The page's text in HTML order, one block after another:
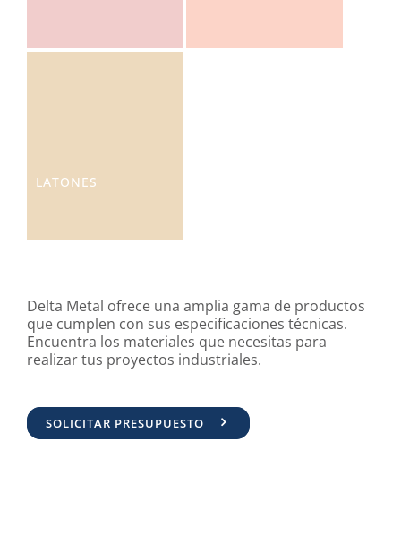
LATONES
Delta Metal ofrece una amplia gama de productos
que cumplen con sus especificaciones técnicas.
Encuentra los materiales que necesitas para
realizar tus proyectos industriales.
SOLICITAR PRESUPUESTO